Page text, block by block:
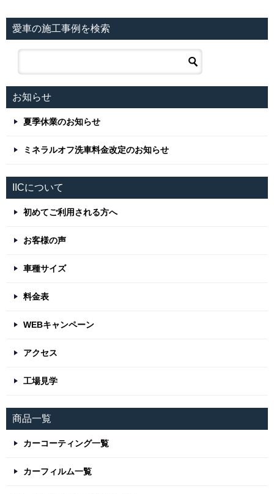
愛車の施工事例を検索
お知らせ
夏季休業のお知らせ
ミネラルオフ洗車料金改定のお知らせ
IICについて
初めてご利用される方へ
お客様の声
車種サイズ
料金表
WEBキャンペーン
アクセス
工場見学
商品一覧
カーコーティング一覧
カーフィルム一覧